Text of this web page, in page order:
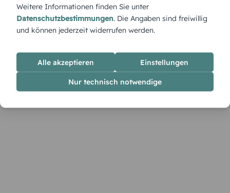
Weitere Informationen finden Sie unter
Datenschutzbestimmungen. Die Angaben sind freiwillig
und können jederzeit widerrufen werden.
Alle akzeptieren Einstellungen
Nur technisch notwendige